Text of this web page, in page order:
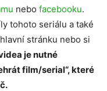
nebo facebooku.
tohoto seriálu a také
stránku nebo si
je nutné
film/serial“, které